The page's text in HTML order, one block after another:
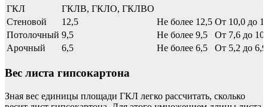
ГКЛ
ГКЛВ, ГКЛО, ГКЛВО
Стеновой
12,5 Не более 12,5 От 10,0 до
Потолочный 9,5 Не более 9,5
От 7,6 до
Арочный
6,5 Не более 6,5 От 5,2 до 6,9
Вес листа гипсокартона
Зная вес единицы площади ГКЛ легко рассчитать, сколько